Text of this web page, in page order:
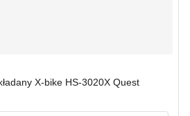
X-bike HS-3020X Quest